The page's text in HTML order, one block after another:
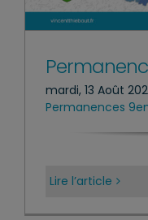
mardi, 13 Août
Permanences
Lire l’article